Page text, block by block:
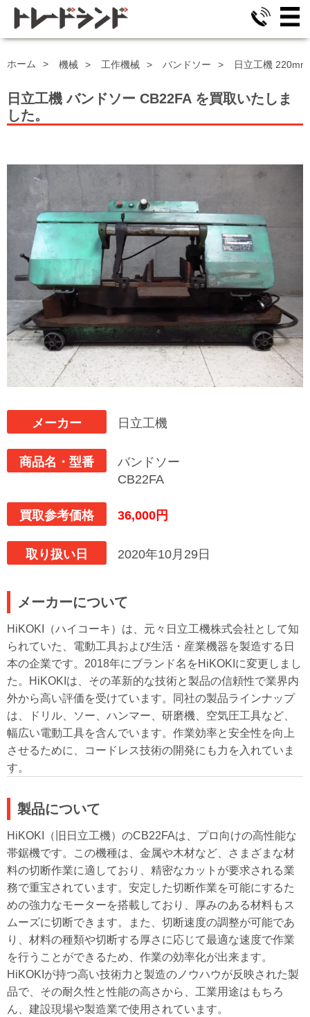
ホーム 機械 工作機械 バンドソー 日立工機
日立工機 バンドソー CB22FAを買取いたしま
した。
メーカー 日立工機
商品名・型番
バンドソー
CB22FA
買取参考価格 36,000円
取り扱い日 2020年10月29日
メーカーについて
HiKOKI（ハイコーキ）は、元々日立工機株式会社として知
られていた、電動工具および生活・産業機器を製造する日
本の企業です。2018年にブランド名をHiKOKIに変更しまし
た。HiKOKIは、その革新的な技術と製品の信頼性で業界内
外から高い評価を受けています。同社の製品ラインナップ
は、ドリル、ソー、ハンマー、研磨機、空気圧工具など、
幅広い電動工具を含んでいます。作業効率と安全性を向上
させるために、コードレス技術の開発にも力を入れていま
す。
製品について
HiKOKI（旧日立工機）のCB22FAは、プロ向けの高性能な
帯鋸機です。この機種は、金属や木材など、さまざまな材
料の切断作業に適しており、精密なカットが要求される業
務で重宝されています。安定した切断作業を可能にするた
めの強力なモーターを搭載しており、厚みのある材料もス
ムーズに切断できます。また、切断速度の調整が可能であ
り、材料の種類や切断する厚さに応じて最適な速度で作業
を行うことができるため、作業の効率化が出来ます。
HiKOKIが持つ高い技術力と製造のノウハウが反映された製
品で、その耐久性と性能の高さから、工業用途はもちろ
ん、建設現場や製造業で使用されています。